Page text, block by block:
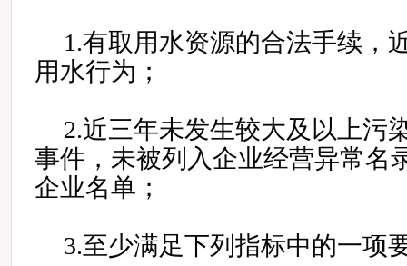
1.有取用水资源的合法手续，
用水行为；
2.近三年未发生较大及以上污
事件，未被列入企业经营异常名
企业名单；
3.至少满足下列指标中的一项